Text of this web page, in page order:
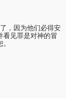
，因为他们必得安
看见罪是对神的冒